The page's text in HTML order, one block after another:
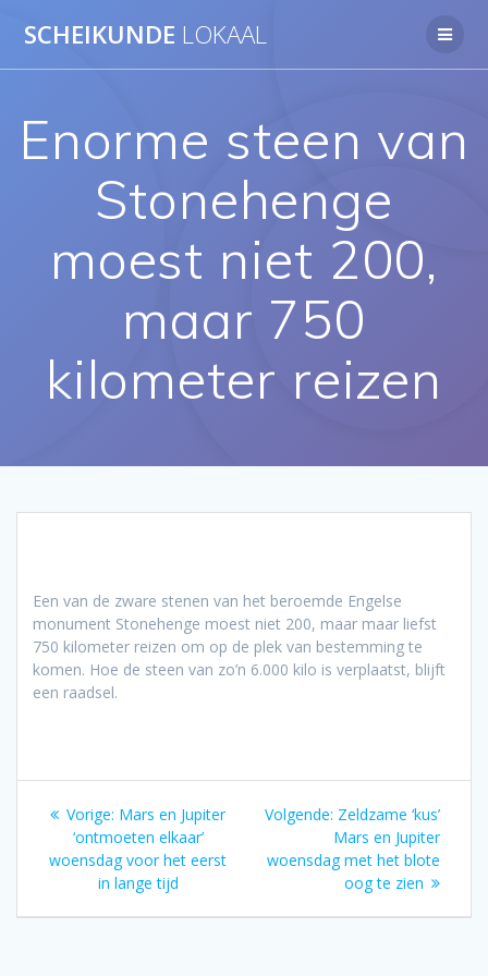
naar
SCHEIKUNDE LOKAAL
Enorme steen van
Stonehenge
moest niet 200,
maar 750
kilometer reizen
Een van de zware stenen van het beroemde Engelse
monument Stonehenge moest niet 200, maar maar liefst
750 kilometer reizen om op de plek van bestemming te
komen. Hoe de steen van zo’n 6.000 kilo is verplaatst, blijft
een raadsel.
Bericht
navigatie
Vorige: Vorig
bericht:
Mars en Jupiter
‘ontmoeten elkaar’
woensdag voor het eerst
in lange tijd
Volgende: Volgend
bericht:
Zeldzame ‘kus’
Mars en Jupiter
woensdag met het blote
oog te zien